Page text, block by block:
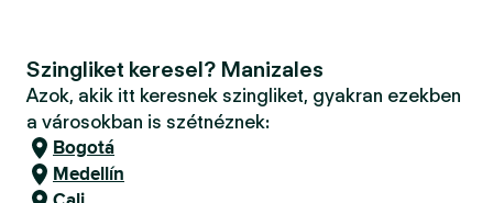
Szingliket keresel? Manizales
Azok, akik itt keresnek szingliket, gyakran ezekben
a városokban is szétnéznek:
Bogotá
Medellín